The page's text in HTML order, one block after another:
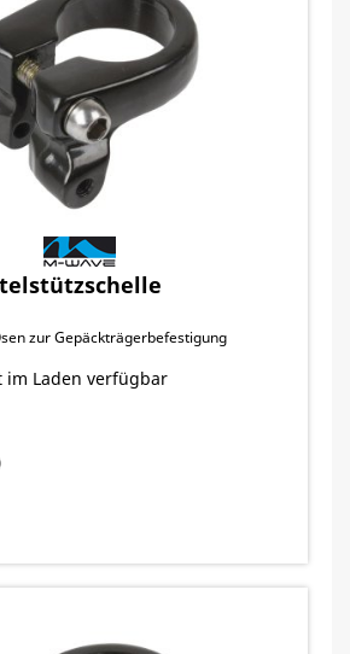
zur Gepäckträgerbefestigung
im Laden verfügbar